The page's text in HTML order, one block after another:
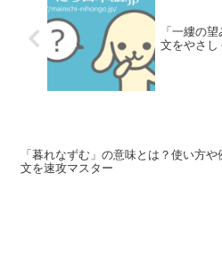
「一縷の
文をやさし
「暮れなずむ」の意味とは？使い方や
文を速攻マスター